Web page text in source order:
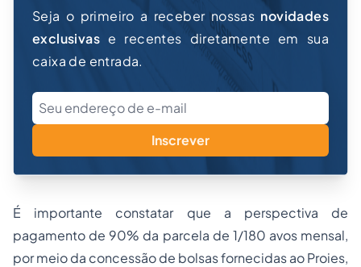
Seja o primeiro a receber nossas novidades
exclusivas e recentes diretamente em sua
caixa de entrada.
Inscrever
É importante constatar que a perspectiva de
pagamento de 90% da parcela de 1/180 avos mensal,
por meio da concessão de bolsas fornecidas ao Proies,